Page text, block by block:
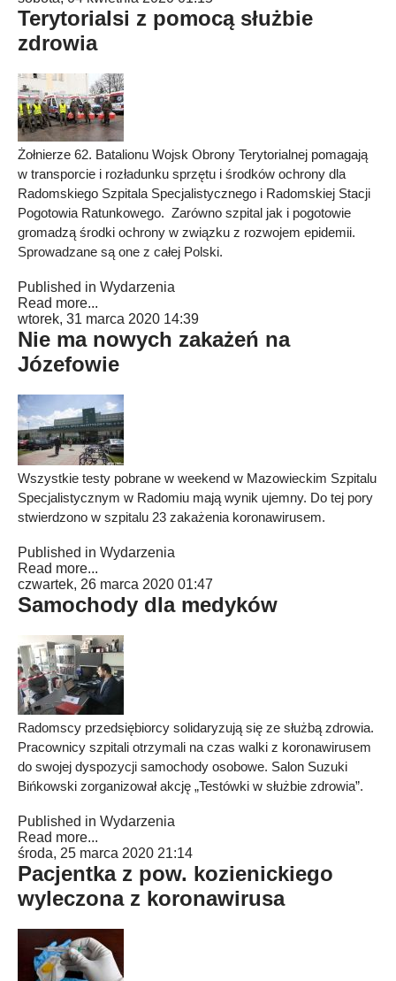
Terytorialsi z pomocą służbie
zdrowia
Żołnierze 62. Batalionu Wojsk Obrony Terytorialnej pomagają
w transporcie i rozładunku sprzętu i środków ochrony dla
Radomskiego Szpitala Specjalistycznego i Radomskiej Stacji
Pogotowia Ratunkowego. Zarówno szpital jak i pogotowie
gromadzą środki ochrony w związku z rozwojem epidemii.
Sprowadzane są one z całej Polski.
Published in Wydarzenia
Read more...
wtorek, 31 marca 2020 14:39
Nie ma nowych zakażeń na
Józefowie
Wszystkie testy pobrane w weekend w Mazowieckim Szpitalu
Specjalistycznym w Radomiu mają wynik ujemny. Do tej pory
stwierdzono w szpitalu 23 zakażenia koronawirusem.
Published in Wydarzenia
Read more...
czwartek, 26 marca 2020 01:47
Samochody dla medyków
Radomscy przedsiębiorcy solidaryzują się ze służbą zdrowia.
Pracownicy szpitali otrzymali na czas walki z koronawirusem
do swojej dyspozycji samochody osobowe. Salon Suzuki
Bińkowski zorganizował akcję „Testówki w służbie zdrowia”.
Published in Wydarzenia
Read more...
środa, 25 marca 2020 21:14
Pacjentka z pow. kozienickiego
wyleczona z koronawirusa